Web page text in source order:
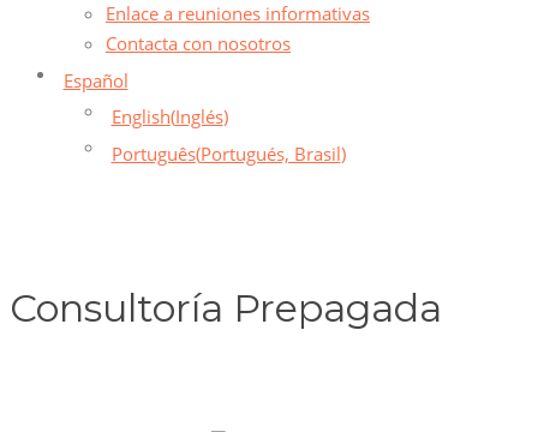
Enlace a reuniones informativas
Contacta con nosotros
Español
English(Inglés)
Português(Portugués, Brasil)
Consultoría Prepagada